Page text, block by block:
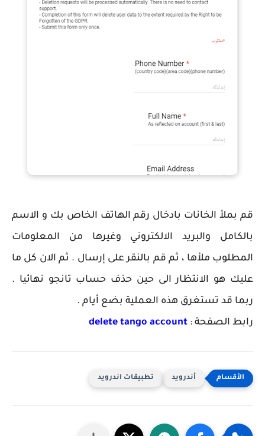
قم بملأ الخانات بادخال رقم الهاتف الخاص بك و الاسم
بالكامل والبريد الالكتروني وغيرها من المعلومات
المطلوب ملأها ، ثم قم بالنقر على إرسال . ثم الان كل ما
عليك هو الانتظار الى حين حذف حساب تانجو نهائيا .
ربما قد تستغرق هذه العملية بضع أيام .
رابط الصفحة : delete tango account
أندرويد تطبيقات اندرويد